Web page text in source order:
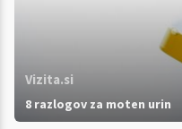
Vizita.si
8 razlogov za moten urin